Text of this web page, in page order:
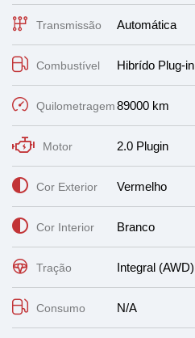
Transmissão Automática
Combustível Hibrído Plug-in
Quilometragem89000 km
Motor 2.0 Plugin
Cor Exterior Vermelho
Cor Interior Branco
Tração Integral (AWD)
Consumo N/A